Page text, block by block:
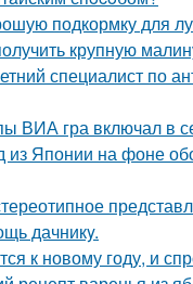
подкормку для
крупную
специалист по
ВИА гра включал в
из Японии на фоне
дачникy.
к новому году, и